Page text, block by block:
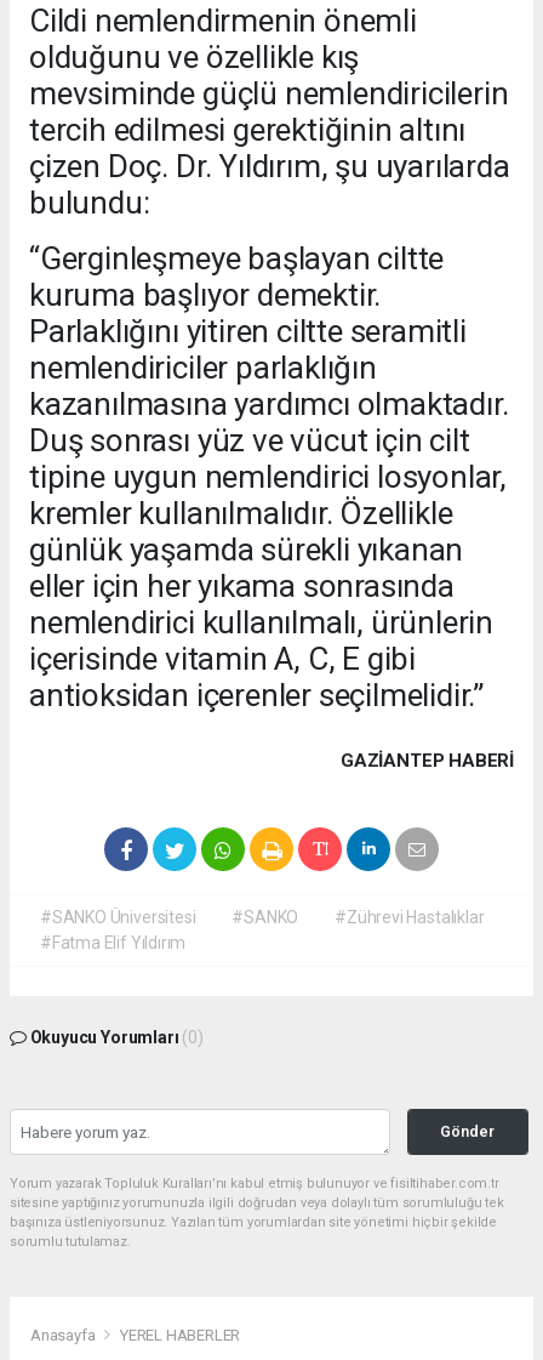
Cildi nemlendirmenin önemli
olduğunu ve özellikle kış
mevsiminde güçlü nemlendiricilerin
tercih edilmesi gerektiğinin altını
çizen Doç. Dr. Yıldırım, şu uyarılarda
bulundu:
“Gerginleşmeye başlayan ciltte
kuruma başlıyor demektir.
Parlaklığını yitiren ciltte seramitli
nemlendiriciler parlaklığın
kazanılmasına yardımcı olmaktadır.
Duş sonrası yüz ve vücut için cilt
tipine uygun nemlendirici losyonlar,
kremler kullanılmalıdır. Özellikle
günlük yaşamda sürekli yıkanan
eller için her yıkama sonrasında
nemlendirici kullanılmalı, ürünlerin
içerisinde vitamin A, C, E gibi
antioksidan içerenler seçilmelidir.”
GAZIANTEP HABERİ
#SANKO Üniversitesi #SANKO
#Zührevi Hastalıklar
#Fatma Elif Yıldırım
Okuyucu Yorumları (0)
Gönder
Yorum yazarak Topluluk Kuralları’nı kabul etmiş bulunuyor ve fisiltihaber.com.tr
sitesine yaptığınız yorumunuzla ilgili doğrudan veya dolaylı tüm sorumluluğu tek
başınıza üstleniyorsunuz. Yazılan tüm yorumlardan site yönetimi hiçbir şekilde
sorumlu tutulamaz.
Anasayfa YEREL HABERLER